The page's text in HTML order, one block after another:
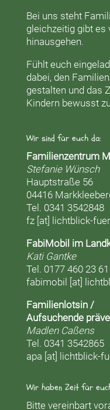
Bei uns steht
gleichzeitig gibt es
hinausgehen.
Fühlt euch
dabei, den
gestalten und das
Kindern bewusst
Wir sind für euch da:
Familienzentrum
Stefanie Wünsch
Hauptstraße 56
04416
Tel. 0341 3542848
fz [at] lichtblick-
FabiMobil im
Kati Gantke
Tel. 0177 460 23 61
fabimobil [at]
Familienlotsin /
Aufsuchende
Madlen Caßens
Tel. 0341 3542865
apa [at] lichtblick-
Wir haben Zeit für
Bitte vereinbart